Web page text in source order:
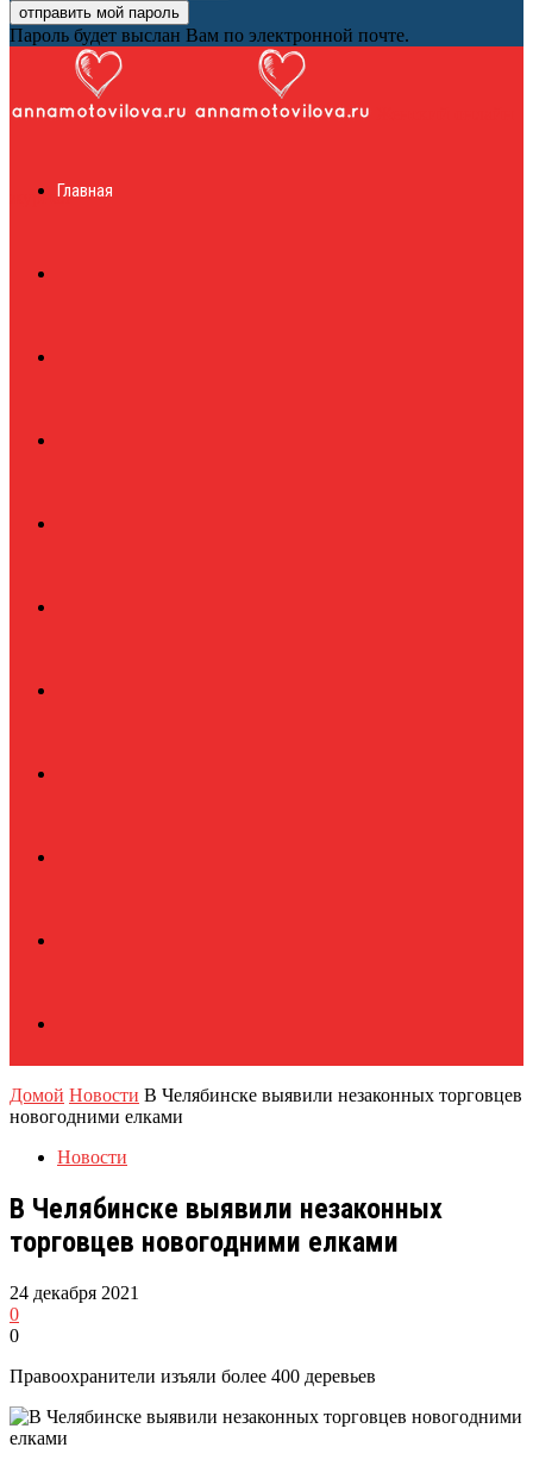
Пароль будет выслан Вам по электронной почте.
журналГлавная
Домой Новости В Челябинске выявили незаконных торговцев
новогодними елками
Новости
В Челябинске выявили незаконных
торговцев новогодними елками
24 декабря 2021
0
0
Правоохранители изъяли более 400 деревьев